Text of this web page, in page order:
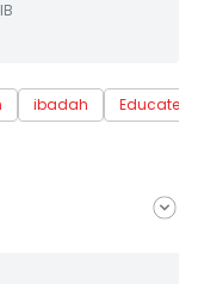
ibadah
Educate